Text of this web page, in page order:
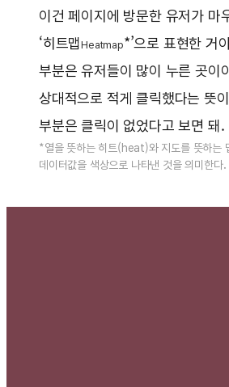
이건 페이지에 방문한 유저가 마
‘히트맵Heatmap*’으로 표현한 거
부분은 유저들이 많이 누른 곳이
상대적으로 적게 클릭했다는 뜻
부분은 클릭이 없었다고 보면 돼.
*열을 뜻하는 히트(heat)와 지도를 뜻하는
데이터값을 색상으로 나타낸 것을 의미한다.